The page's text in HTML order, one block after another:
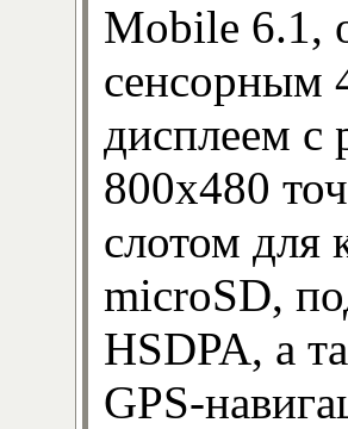
Mobile 6.1,
дисплеем с
800х480
слотом для
microSD,
HSDPA, а
GPS-